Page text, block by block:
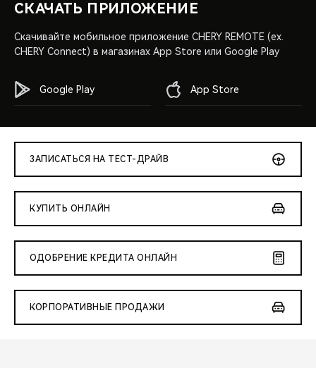
СКАЧАТЬ ПРИЛОЖЕНИЕ
Скачивайте мобильное приложение CHERY REMOTE (ex.
CHERY Connect) в магазинах App Store или Google Play
Google Play App Store
ЗАПИСАТЬСЯ НА ТЕСТ-ДРАЙВ
КУПИТЬ ОНЛАЙН
ОДОБРЕНИЕ КРЕДИТА ОНЛАЙН
КОРПОРАТИВНЫЕ ПРОДАЖИ